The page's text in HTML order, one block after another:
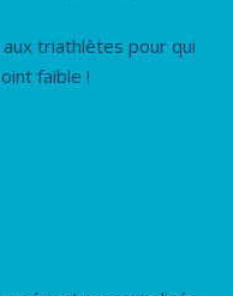
triathlètes pour qui
faible !